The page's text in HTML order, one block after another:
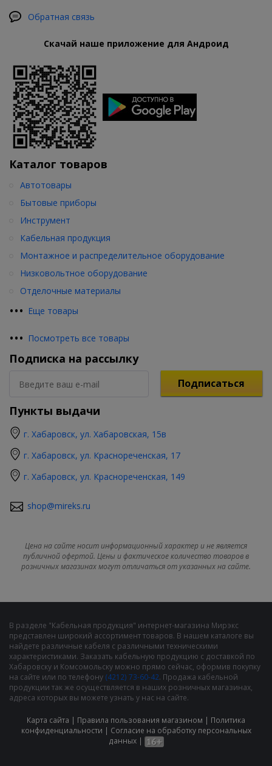
Обратная связь
Скачай наше приложение для Андроид
Каталог товаров
••• Еще товары
Автотовары
Бытовые приборы
Инструмент
Кабельная продукция
Монтажное и распределительное оборудование
Низковольтное оборудование
Отделочные материалы
••• Посмотреть все товары
Подписка на рассылку
Подписаться
Пункты выдачи
г. Хабаровск, ул. Хабаровская, 15в
г. Хабаровск, ул. Краснореченская, 17
г. Хабаровск, ул. Краснореченская, 149
shop@mireks.ru
Цена на сайте носит информационный характер и не является
публичной офертой. Цены и фактическое количество товаров в
розничных магазинах могут отличаться от указанных на сайте.
В разделе "Кабельная продукция" интернет-магазина Мирэкс
представлен широкий ассортимент товаров. В нашем каталоге вы
найдете различные кабеля с различными техническими
характеристиками. Заказать кабельную продукцию с доставкой по
Хабаровску и Комсомольску можно прямо сейчас, оформив покупку
на сайте или по телефону (4212) 73-60-42. Продажа кабельной
продукции так же осуществляется в наших розничных магазинах,
адреса которых вы можете узнать у нас на сайте.
Карта сайта | Правила пользования магазином | Политика
конфиденциальности | Cогласие на обработку персональных
данных|